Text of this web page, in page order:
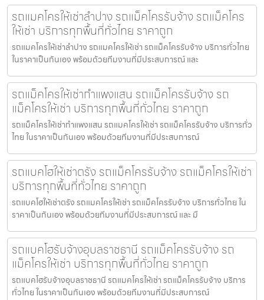
รถแมคโครให้เช่าลำปาง รถแม็คโครรับจ้าง รถแม็คโคร
ให้เช่า บริการทุกพื้นที่ทั่วไทย ราคาถูก
รถแมคโครให้เช่าลำปาง รถแมคโครให้เช่า รถแม็คโครรับจ้าง บริการทั่วไทย
ในราคาเป็นกันเอง พร้อมด้วยทีมงานที่มีประสบการณ์ และ
รถแม็คโครให้เช่ากำแพงแสน รถแม็คโครรับจ้าง รถ
แม็คโครให้เช่า บริการทุกพื้นที่ทั่วไทย ราคาถูก
รถแม็คโครให้เช่ากำแพงแสน รถแมคโครให้เช่า รถแม็คโครรับจ้าง บริการทั่ว
ไทย ในราคาเป็นกันเอง พร้อมด้วยทีมงานที่มีประสบการณ์
รถแบคโฮให้เช่าตรัง รถแม็คโครรับจ้าง รถแม็คโครให้เช่า
บริการทุกพื้นที่ทั่วไทย ราคาถูก
รถแบคโฮให้เช่าตรัง รถแมคโครให้เช่า รถแม็คโครรับจ้าง บริการทั่วไทย ใน
ราคาเป็นกันเอง พร้อมด้วยทีมงานที่มีประสบการณ์ และ มื
รถแบคโฮรับจ้างอุบลราชธานี รถแม็คโครรับจ้าง รถ
แม็คโครให้เช่า บริการทุกพื้นที่ทั่วไทย ราคาถูก
รถแบคโฮรับจ้างอุบลราชธานี รถแมคโครให้เช่า รถแม็คโครรับจ้าง บริการ
ทั่วไทย ในราคาเป็นกันเอง พร้อมด้วยทีมงานที่มีประสบการณ์